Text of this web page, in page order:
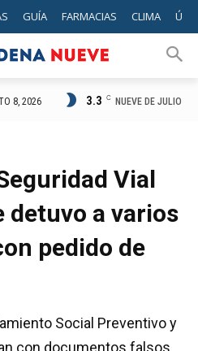
GUÍA FARMACIAS CLIMA
8, 2026 3.3 C NUEVE DE JULIO
Vial
detuvo a varios
pedido de
Social Preventivo y
con documentos falsos